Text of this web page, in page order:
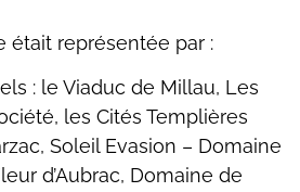
était représentée par :
: le Viaduc de Millau, Les
les Cités Templières
Soleil Evasion – Domaine
d’Aubrac, Domaine de